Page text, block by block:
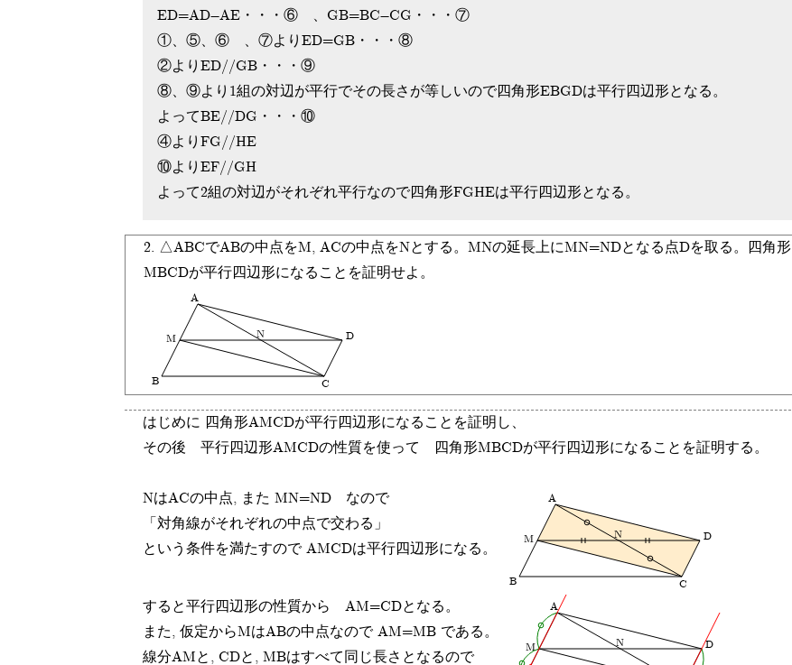
ED=AD-AE・・・⑥ 、GB=BC-CG・・・⑦
①、⑤、⑥ 、⑦よりED=GB・・・⑧
②よりED//GB・・・⑨
⑧、⑨より1組の対辺が平行でその長さが等しいので四角形EBGDは平行四辺形となる。
よってBE//DG・・・⑩
④よりFG//HE
⑩よりEF//GH
よって2組の対辺がそれぞれ平行なので四角形FGHEは平行四辺形となる。
2. △ABCでABの中点をM, ACの中点をNとする。MNの延長上にMN=NDとなる点Dを取る。四角形
MBCDが平行四辺形になることを証明せよ。
A
B C
D
M N
はじめに 四角形AMCDが平行四辺形になることを証明し、
その後 平行四辺形AMCDの性質を使って 四角形MBCDが平行四辺形になることを証明する。
NはACの中点, また MN=ND なので
「対角線がそれぞれの中点で交わる」
という条件を満たすので AMCDは平行四辺形になる。
A
B C
D
M N
すると平行四辺形の性質から AM=CDとなる。
また, 仮定からMはABの中点なので AM=MB である。
線分AMと, CDと, MBはすべて同じ長さとなるので
A
D
M N